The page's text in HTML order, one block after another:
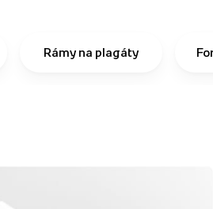
Rámy na plagáty